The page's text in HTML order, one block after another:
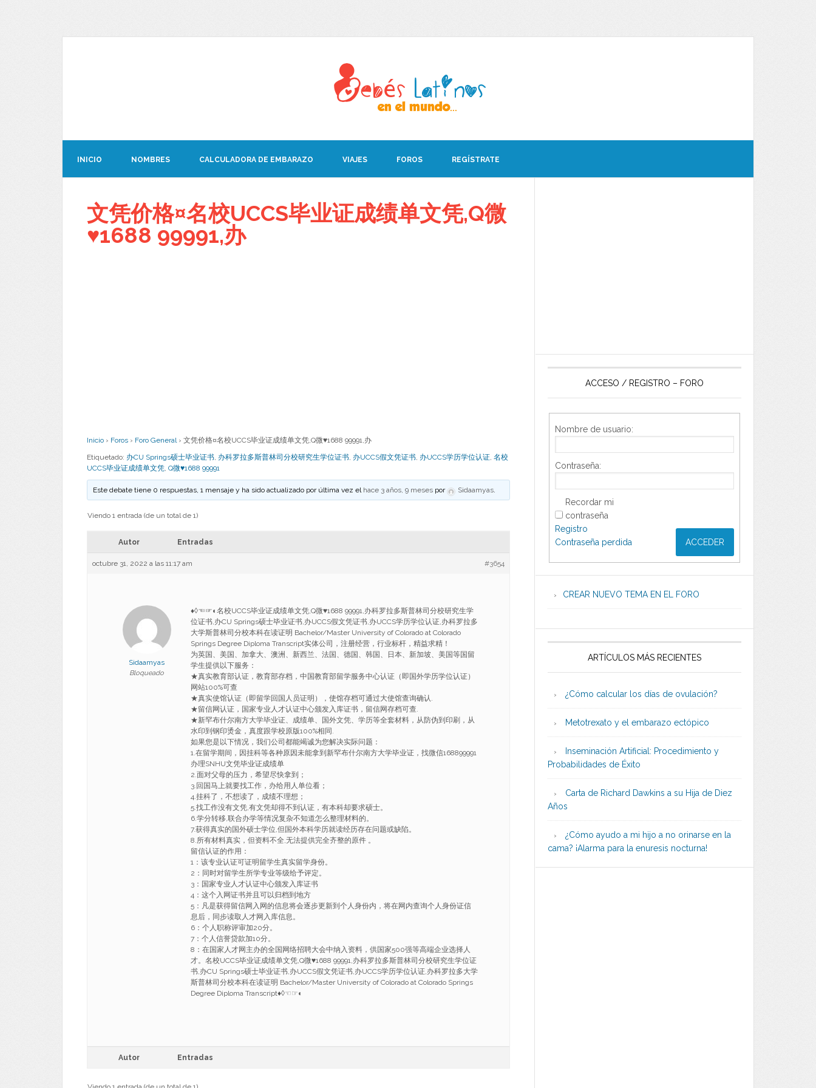
INICIO NOMBRES CALCULADORA DE EMBARAZO VIAJES FOROS REGÍSTRATE
文凭价格¤名校UCCS毕业证成绩单文凭,Q微
♥1688 99991,办
Inicio › Foros › Foro General › 文凭价格¤名校UCCS毕业证成绩单文凭,Q微♥1688 99991,办
Etiquetado: 办CU Springs硕士毕业证书, 办科罗拉多斯普林司分校研究生学位证书, 办UCCS假文凭证书, 办UCCS学历学位认证, 名校
UCCS毕业证成绩单文凭, Q微♥1688 99991
Este debate tiene 0 respuestas, 1 mensaje y ha sido actualizado por última vez el hace 3 años, 9 meses por Sidaamyas.
Viendo 1 entrada (de un total de 1)
Autor Entradas
octubre 31, 2022 a las 11:17 am #3654
Sidaamyas
Bloqueado
♦◊☜☞◐名校UCCS毕业证成绩单文凭,Q微♥1688 99991,办科罗拉多斯普林司分校研究生学
位证书,办CU Springs硕士毕业证书,办UCCS假文凭证书,办UCCS学历学位认证,办科罗拉多
大学斯普林司分校本科在读证明 Bachelor/Master University of Colorado at Colorado
Springs Degree Diploma Transcript实体公司，注册经营，行业标杆，精益求精！
为英国、美国、加拿大、澳洲、新西兰、法国、德国、韩国、日本、新加坡、美国等国留
学生提供以下服务：
★真实教育部认证，教育部存档，中国教育部留学服务中心认证（即国外学历学位认证）
网站100%可查
★真实使馆认证（即留学回国人员证明），使馆存档可通过大使馆查询确认.
★留信网认证，国家专业人才认证中心颁发入库证书，留信网存档可查.
★新罕布什尔南方大学毕业证、成绩单、国外文凭、学历等全套材料，从防伪到印刷，从
水印到钢印烫金，真度跟学校原版100%相同.
如果您是以下情况，我们公司都能竭诚为您解决实际问题：
1.在留学期间，因挂科等各种原因未能拿到新罕布什尔南方大学毕业证，找微信168899991
办理SNHU文凭毕业证成绩单
2.面对父母的压力，希望尽快拿到；
3.回国马上就要找工作，办给用人单位看；
4.挂科了，不想读了，成绩不理想；
5.找工作没有文凭,有文凭却得不到认证，有本科却要求硕士。
6.学分转移,联合办学等情况复杂不知道怎么整理材料的。
7.获得真实的国外硕士学位,但国外本科学历就读经历存在问题或缺陷。
8.所有材料真实，但资料不全,无法提供完全齐整的原件 。
留信认证的作用：
1：该专业认证可证明留学生真实留学身份。
2：同时对留学生所学专业等级给予评定。
3：国家专业人才认证中心颁发入库证书
4：这个入网证书并且可以归档到地方
5：凡是获得留信网入网的信息将会逐步更新到个人身份内，将在网内查询个人身份证信
息后，同步读取人才网入库信息。
6：个人职称评审加20分。
7：个人信誉贷款加10分。
8：在国家人才网主办的全国网络招聘大会中纳入资料，供国家500强等高端企业选择人
才。名校UCCS毕业证成绩单文凭,Q微♥1688 99991,办科罗拉多斯普林司分校研究生学位证
书,办CU Springs硕士毕业证书,办UCCS假文凭证书,办UCCS学历学位认证,办科罗拉多大学
斯普林司分校本科在读证明 Bachelor/Master University of Colorado at Colorado Springs
Degree Diploma Transcript♦◊☜☞◐
Autor Entradas
ACCESO / REGISTRO – FORO
Nombre de usuario:
Contraseña:
Recordar mi
contraseña
ACCEDER
Registro
Contraseña perdida
CREAR NUEVO TEMA EN EL FORO
ARTÍCULOS MÁS RECIENTES
¿Cómo calcular los días de ovulación?
Metotrexato y el embarazo ectópico
Inseminación Artificial: Procedimiento y
Probabilidades de Éxito
Carta de Richard Dawkins a su Hija de Diez
Años
¿Cómo ayudo a mi hijo a no orinarse en la
cama? ¡Alarma para la enuresis nocturna!